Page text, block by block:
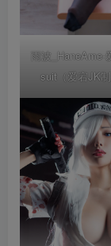
雨波_HaneAme-
suit（爱宕JK